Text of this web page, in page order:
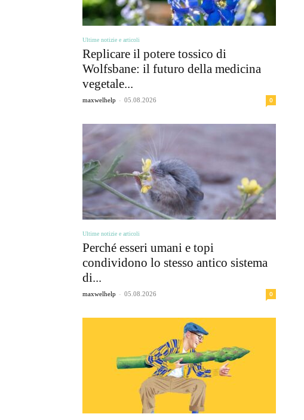
Ultime notizie e articoli
Replicare il potere tossico di
Wolfsbane: il futuro della medicina
vegetale...
maxwelhelp - 05.08.2026 0
Ultime notizie e articoli
Perché esseri umani e topi
condividono lo stesso antico sistema
di...
maxwelhelp - 05.08.2026 0